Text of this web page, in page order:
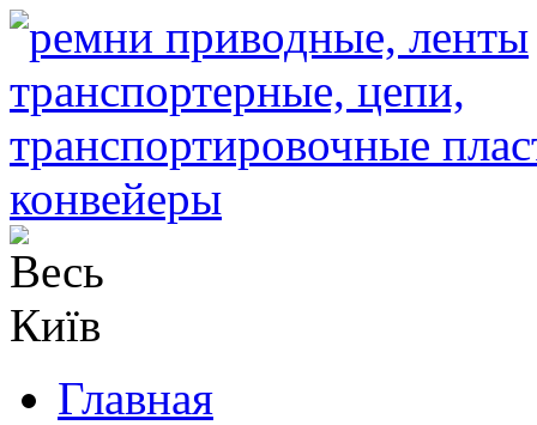
Главная